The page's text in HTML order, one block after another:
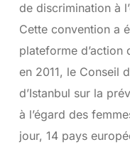
de discrimination à
Cette convention a
plateforme d’action
en 2011, le Conseil
d’Istanbul sur la
à l’égard des
jour, 14 pays